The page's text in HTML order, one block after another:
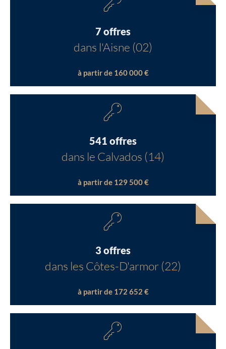
7 offres
dans l'Aisne (02)
à partir de 160 000 €
541 offres
dans le Calvados (14)
à partir de 129 500 €
3 offres
dans les Côtes-D'armor (22)
à partir de 172 652 €